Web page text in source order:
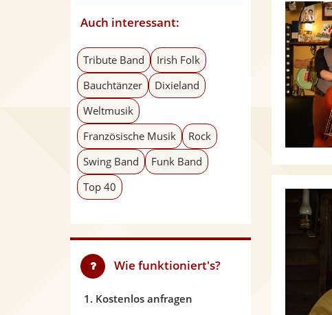
Auch interessant:
Tribute Band
Irish Folk
Bauchtänzer
Dixieland
Weltmusik
Französische Musik
Rock
Swing Band
Funk Band
Top 40
Wie funktioniert's?
1. Kostenlos anfragen